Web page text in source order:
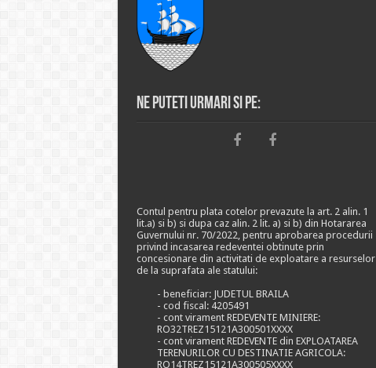
Ne puteti urmari si pe:
Contul pentru plata cotelor prevazute la art. 2 alin. 1
lit.a) si b) si dupa caz alin. 2 lit. a) si b) din Hotararea
Guvernului nr. 70/2022, pentru aprobarea procedurii
privind incasarea redeventei obtinute prin
concesionare din activitati de exploatare a resurselor
de la suprafata ale statului:
- beneficiar: JUDETUL BRAILA
- cod fiscal: 4205491
- cont virament REDEVENTE MINIERE:
RO32TREZ15121A300501XXXX
- cont virament REDEVENTE din EXPLOATAREA
TERENURILOR CU DESTINATIE AGRICOLA:
RO14TREZ15121A300505XXXX